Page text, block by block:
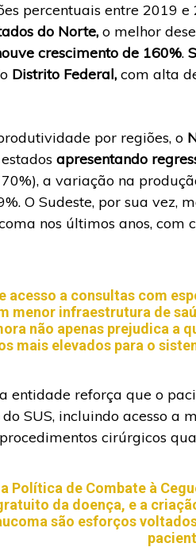
percentuais entre 2019
do Norte, o melhor
crescimento de 160%.
Distrito Federal, com alta
por regiões, o
apresentando
a variação na
O Sudeste, por sua vez,
nos últimos anos, com
acesso a consultas com
menor infraestrutura de
não apenas prejudica a
mais elevados para o
entidade reforça que o
SUS, incluindo acesso a
cirúrgicos
Política de Combate à
da doença, e a
são esforços